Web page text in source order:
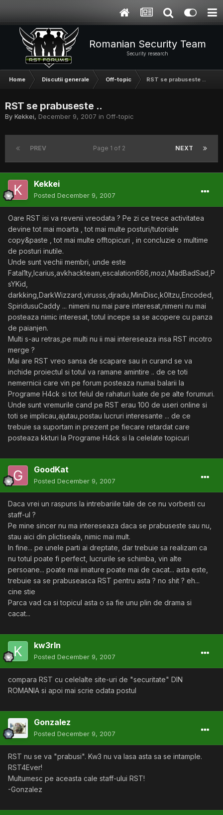
Romanian Security Team
Security research
Home Discutii generale Off-topic RST se prabuseste ..
RST se prabuseste ..
By Kekkei, December 9, 2007 in Off-topic
PREV NEXT
Page 1 of 2
Kekkei
Posted December 9, 2007
Oare RST isi va revenii vreodata ? Pe zi ce trece activitatea
devine tot mai moarta , tot mai multe posturi/tutoriale
copy&paste , tot mai multe offtopicuri , in concluzie o multime
de posturi inutile.
Unde sunt vechii membri, unde este
Fatal1ty,Icarius,avkhackteam,escalation666,mozi,MadBadSad,P
sYKid,
darkking,DarkWizzard,virusss,djradu,MiniDisc,k0ltzu,Encoded,
SpiridusuCaddy ... nimeni nu mai pare interesat,nimeni nu mai
posteaza nimic interesat, totul incepe sa se acopere cu panza
de paianjen.
Multi s-au retras,pe multi nu ii mai intereseaza insa RST incotro
merge ?
Mai are RST vreo sansa de scapare sau in curand se va
inchide proiectul si totul va ramane amintire .. de ce toti
nemernicii care vin pe forum posteaza numai balarii la
Programe H4ck si tot felul de rahaturi luate de pe alte forumuri.
Unde sunt vremurile cand pe RST erau 100 de useri online si
toti se implicau,ajutau,postau lucruri interesante ... de ce
trebuie sa suportam in prezent pe fiecare retardat care
posteaza kkturi la Programe H4ck si la celelate topicuri
GoodKat
Posted December 9, 2007
Daca vrei un raspuns la intrebariile tale de ce nu vorbesti cu
staff-ul ?
Pe mine sincer nu ma intereseaza daca se prabuseste sau nu,
stau aici din plictiseala, nimic mai mult.
In fine... pe unele parti ai dreptate, dar trebuie sa realizam ca
nu totul poate fi perfect, lucrurile se schimba, vin alte
persoane... poate mai imature poate mai de cacat... asta este,
trebuie sa se prabuseasca RST pentru asta ? no shit ? eh...
cine stie
Parca vad ca si topicul asta o sa fie unu plin de drama si
cacat...
kw3rln
Posted December 9, 2007
compara RST cu celelalte site-uri de "securitate" DIN
ROMANIA si apoi mai scrie odata postul
Gonzalez
Posted December 9, 2007
RST nu se va "prabusi". Kw3 nu va lasa asta sa se intample.
RST4Ever!
Multumesc pe aceasta cale staff-ului RST!
-Gonzalez